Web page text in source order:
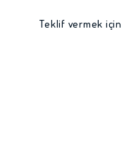
Teklif vermek için